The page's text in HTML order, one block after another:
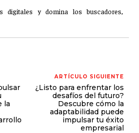
digitales y domina los buscadores,
la
ARTÍCULO SIGUIENTE
¿Listo para enfrentar los
desafíos del futuro?
Descubre cómo la
adaptabilidad puede
impulsar tu éxito
empresarial